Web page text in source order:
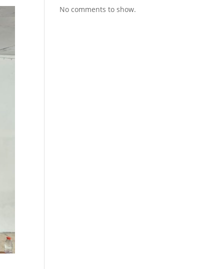
No comments to show.